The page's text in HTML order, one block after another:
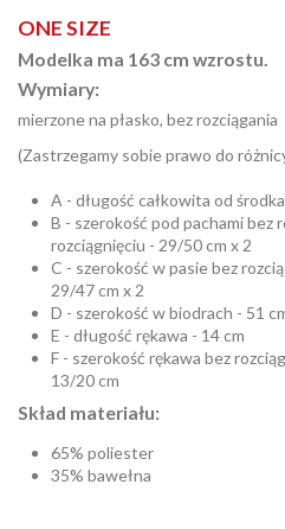
ONE SIZE
Modelka ma 163 cm wzrostu.
Wymiary:
mierzone na płasko, bez rozciągania
(Zastrzegamy sobie prawo do
A - długość całkowita od
B - szerokość pod pachami bez
rozciągnięciu - 29/50 cm x 2
C - szerokość w pasie bez
29/47 cm x 2
D - szerokość w biodrach - 51
E - długość rękawa - 14 cm
F - szerokość rękawa bez
13/20 cm
Skład materiału:
65% poliester
35% bawełna